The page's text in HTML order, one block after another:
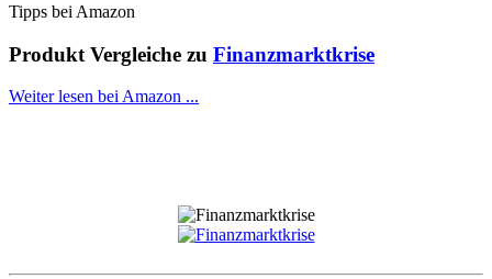
Tipps bei Amazon
Produkt Vergleiche zu Finanzmarktkrise
Weiter lesen bei Amazon ...